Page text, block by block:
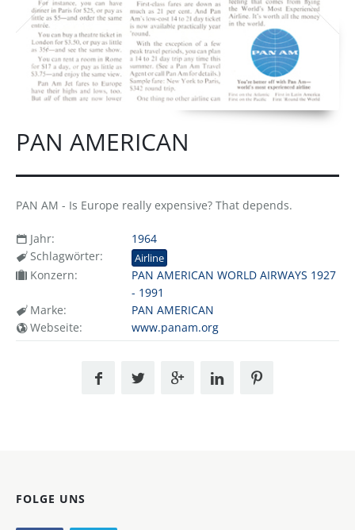
PAN AMERICAN
PAN AM - Is Europe really expensive? That depends.
Jahr:
1964
Schlagwörter:
Airline
Konzern:
PAN AMERICAN WORLD AIRWAYS 1927
- 1991
Marke:
PAN AMERICAN
Webseite:
www.panam.org
FOLGE UNS